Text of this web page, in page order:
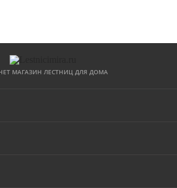
МАГАЗИН ЛЕСТНИЦ ДЛЯ ДОМА